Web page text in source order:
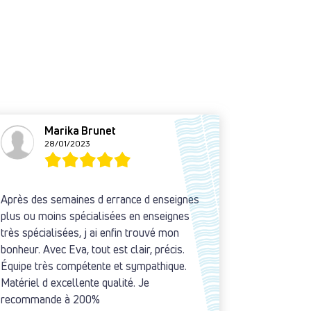
Marika Brunet
28/01/2023
Après des semaines d errance d enseignes
plus ou moins spécialisées en enseignes
très spécialisées, j ai enfin trouvé mon
bonheur. Avec Eva, tout est clair, précis.
Équipe très compétente et sympathique.
Matériel d excellente qualité. Je
recommande à 200%